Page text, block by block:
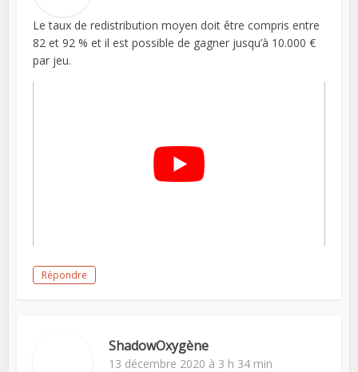
Le taux de redistribution moyen doit être compris entre
82 et 92 % et il est possible de gagner jusqu’à 10.000 €
par jeu.
Répondre
ShadowOxygène
13 décembre 2020 à 3 h 34 min